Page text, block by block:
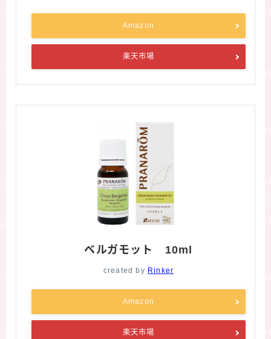
Amazon
楽天市場
ベルガモット 10ml
created by Rinker
Amazon
楽天市場